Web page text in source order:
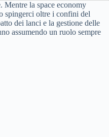
Mentre la space economy
spingerci oltre i confini del
dei lanci e la gestione delle
assumendo un ruolo sempre